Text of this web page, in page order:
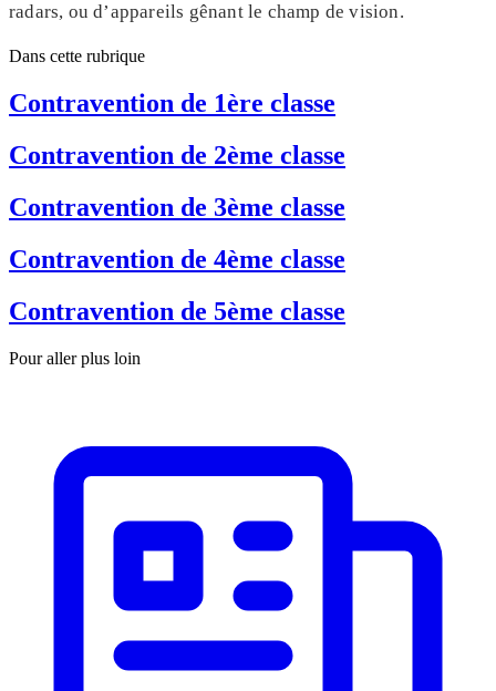
radars, ou d’appareils gênant le champ de vision.
Dans cette rubrique
Contravention de 1ère classe
Contravention de 2ème classe
Contravention de 3ème classe
Contravention de 4ème classe
Contravention de 5ème classe
Pour aller plus loin